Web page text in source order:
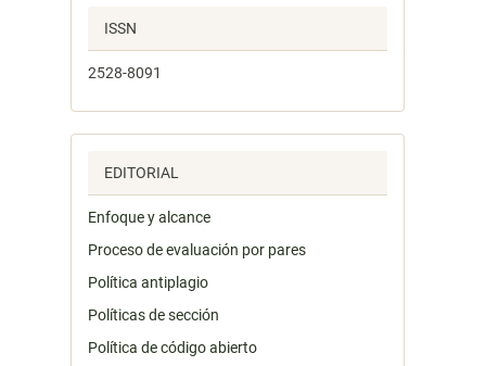
ISSN
2528-8091
EDITORIAL
Enfoque y alcance
Proceso de evaluación por pares
Política antiplagio
Políticas de sección
Política de código abierto